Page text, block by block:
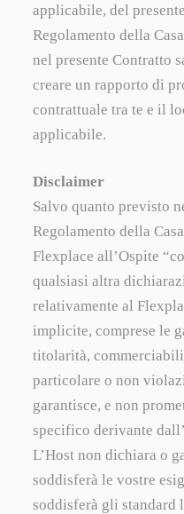
applicabile, del
Regolamento della
nel presente Contratto
creare un rapporto di
contrattuale tra te e il
applicabile.
Disclaimer
Salvo quanto previsto
Regolamento della
Flexplace all’Ospite
qualsiasi altra
relativamente al
implicite, comprese le
titolarità,
particolare o non
garantisce, e non
specifico derivante
L’Host non dichiara o
soddisferà le vostre
soddisferà gli standard